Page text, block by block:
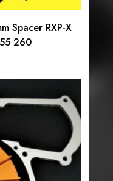
Spacer RXP-X
260